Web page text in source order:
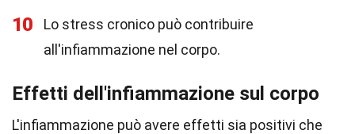
10
Lo stress cronico può contribuire
all'infiammazione nel corpo.
Effetti dell'infiammazione sul corpo
L'infiammazione può avere effetti sia positivi che